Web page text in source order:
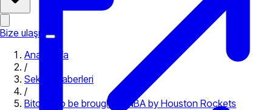
Bize ulaşın
Ana Sayfa
/
Sektör Haberleri
/
Bitcoin to be brought in NBA by Houston Rockets